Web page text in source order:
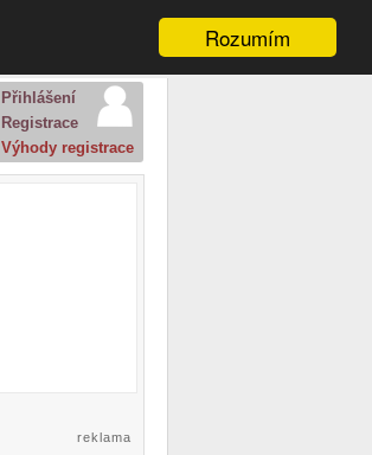
Rozumím
Přihlášení
Registrace
Výhody registrace
reklama